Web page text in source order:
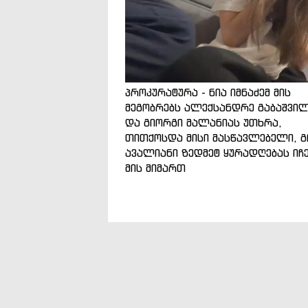
პროკურატურა - ნია იმნაძემ მის
მეგობრებს ალექსანდრე
და გიორგი მალანიას უთხრა,
თითქოსდა მისი მასწავლებელი,
ავალიანი ზედმეტ ყურადღებას
მის მიმართ